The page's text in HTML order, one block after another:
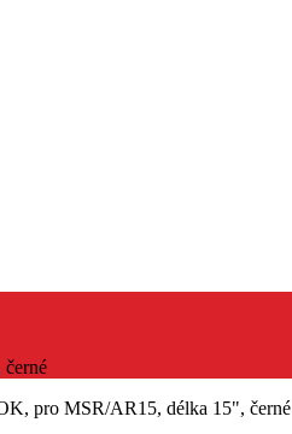
pro MSR/AR15, délka 15", černé